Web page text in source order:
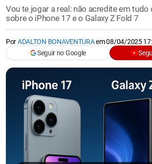
Vou te jogar a real: não acredite em tudo
sobre o iPhone 17 e o Galaxy Z Fold 7
PorADALTON BONAVENTURAem08/04/2025
Seguir no Google